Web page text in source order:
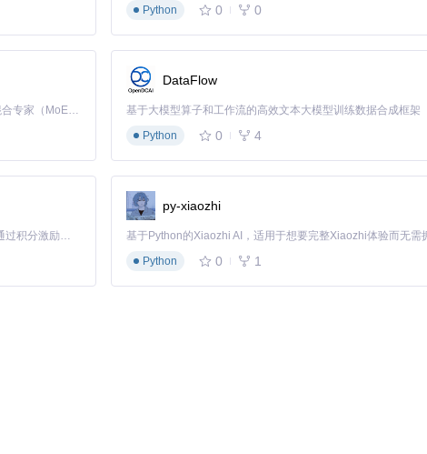
Python
0 0
Kimi K3 是Kimi能力最强的模型：这是一个拥有 2.8 万亿参数的混合专家（MoE）模型，具备原生视觉理解能力，并支持 100 万 token 的上下文窗口。
DataFlow
基于大模型算子和工作流的高效文本大模型训练数据合成框架
Python
0 4
「源启盛夏」暑期校园开发者成长计划旨在激活校园开源力量，通过积分激励、认证扶持、资源倾斜等形式，引导高校组织和开发者完成「入驻 — 建项目 — 做贡献 — 获认证 — 得资源」的完整闭环。无论你是想带领社团入驻平台的组织者，还是希望用代码贡献证明自己的开发者，都能在这里找到属于你的成长路径。
py-xiaozhi
Python
0 1